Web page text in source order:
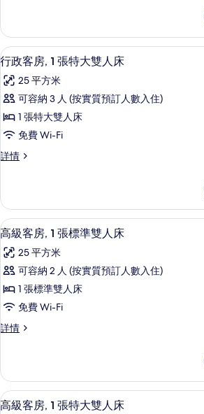
片
1
張
特
大
雙
人
床
(Junior)
片
1
張
特
大
雙
人
(Junior)
詳
載
入
所
有
行
政
客
1
張
特
大
雙
人
床
的
行政客房,
4
行政客房, 1 張特大雙人床
25 平方米
可容納 3 人 (按實質預訂人數入住)
1 張特大雙人床
免費 Wi-Fi
詳情
行
1
張
特
雙
人
詳
情
載
入
所
有
高
級
客
1
張
標
高級客房,
4
高級客房, 1 張標準雙人床
25 平方米
可容納 2 人 (按實質預訂人數入住)
1 張標準雙人床
免費 Wi-Fi
詳情
高
1
張
標
載
高級客房,
4
高級客房, 1 張特大雙人床